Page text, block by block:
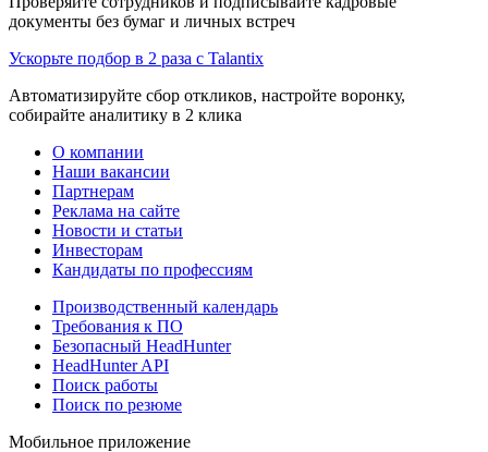
документы без бумаг и личных встреч
Ускорьте подбор в 2 раза с Talantix
Автоматизируйте сбор откликов, настройте воронку,
собирайте аналитику в 2 клика
О компании
Наши вакансии
Партнерам
Реклама на сайте
Новости и статьи
Инвесторам
Кандидаты по профессиям
Производственный календарь
Требования к ПО
Безопасный HeadHunter
HeadHunter API
Поиск работы
Поиск по резюме
Мобильное приложение